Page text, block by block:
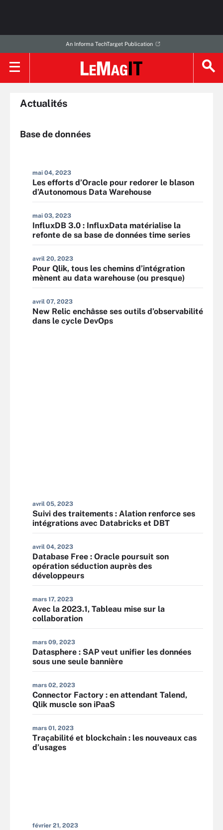
An Informa TechTarget Publication
Actualités
Base de données
mai 04, 2023
Les efforts d’Oracle pour redorer le blason
d’Autonomous Data Warehouse
mai 03, 2023
InfluxDB 3.0 : InfluxData matérialise la
refonte de sa base de données time series
avril 20, 2023
Pour Qlik, tous les chemins d’intégration
mènent au data warehouse (ou presque)
avril 07, 2023
New Relic enchâsse ses outils d’observabilité
dans le cycle DevOps
avril 05, 2023
Suivi des traitements : Alation renforce ses
intégrations avec Databricks et DBT
avril 04, 2023
Database Free : Oracle poursuit son
opération séduction auprès des
développeurs
mars 17, 2023
Avec la 2023.1, Tableau mise sur la
collaboration
mars 09, 2023
Datasphere : SAP veut unifier les données
sous une seule bannière
mars 02, 2023
Connector Factory : en attendant Talend,
Qlik muscle son iPaaS
mars 01, 2023
Traçabilité et blockchain : les nouveaux cas
d’usages
février 21, 2023